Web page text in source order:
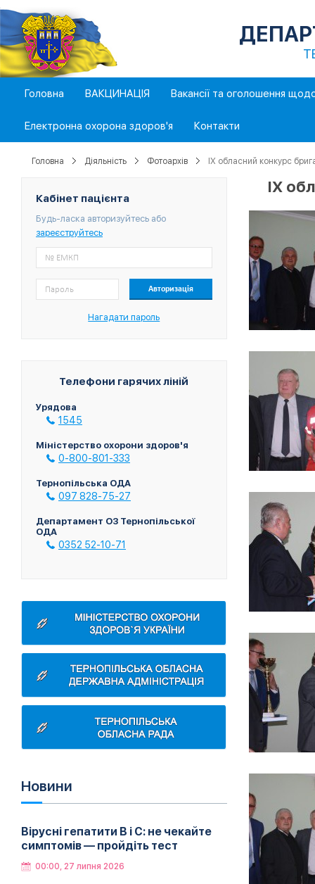
Головна ВАКЦИНАЦІЯ Вакансії та оголошення
Електронна охорона здоров'я Контакти
Головна Діяльність Фотоархів ІХ обласний конкурс
Кабінет пацієнта
Будь-ласка авторизуйтесь або
зареєструйтесь
Нагадати пароль
Телефони гарячих ліній
Урядова
1545
Міністерство охорони здоров'я
0-800-801-333
Тернопільська ОДА
097 828-75-27
Департамент ОЗ Тернопільської
ОДА
0352 52-10-71
Новини
Вірусні гепатити B і C: не чекайте
симптомів — пройдіть тест
00:00, 27 липня 2026
ІХ